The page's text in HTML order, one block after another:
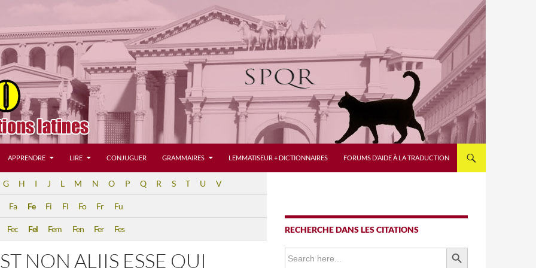
APPRENDRE LIRE CONJUGUER GRAMMAIRES LEMMATISEUR + DICTIONNAIRES FORUMS D’AIDE À LA TRADUCTION
G H I J L M N O P Q R S T U V
Fa Fe Fi Fl Fo Fr Fu
Fec Fel Fem Fen Fer Fes
NON ALIIS ESSE QUI
RECHERCHE DANS LES CITATIONS
Search
for:
SEARCH BUTTON